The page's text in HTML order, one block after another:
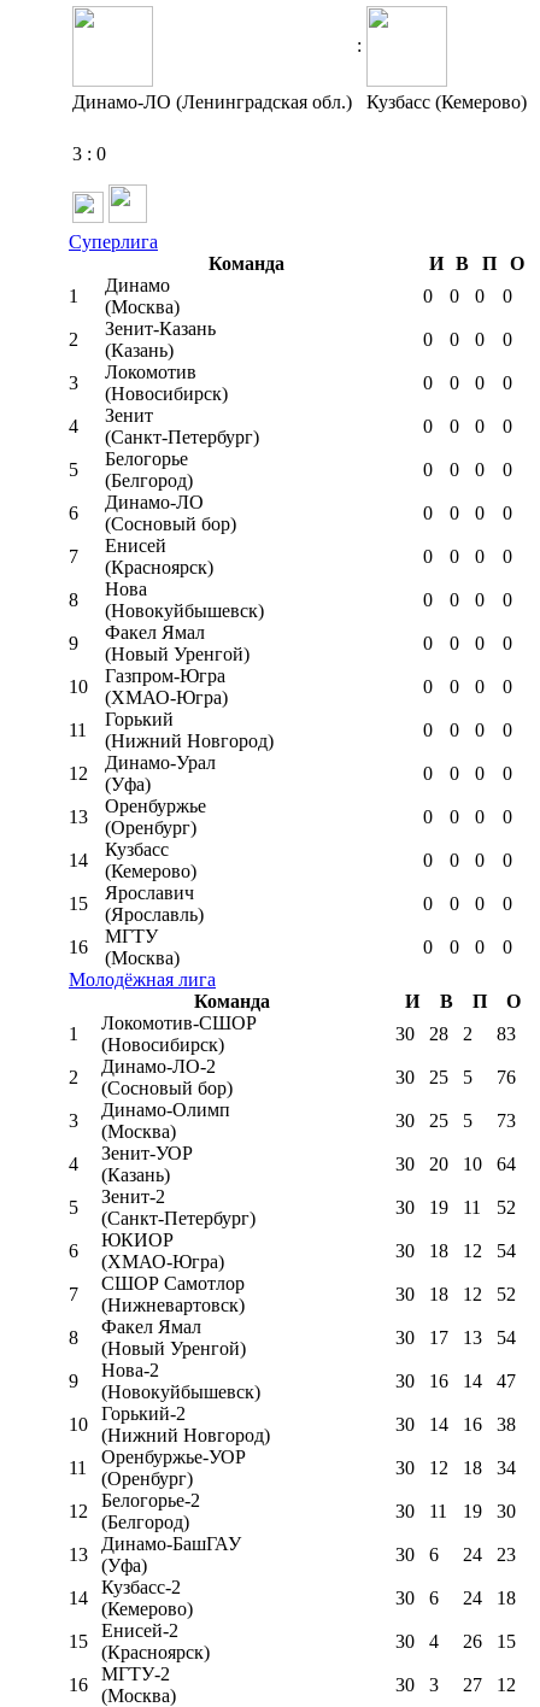
:
Динамо-ЛО (Ленинградская обл.) Кузбасс (Кемерово)
3 : 0
Суперлига
Команда
И В П
О
1
Динамо
(Москва)
0 0 0 0
2
Зенит-Казань
(Казань)
0 0 0 0
3
Локомотив
(Новосибирск)
0 0 0 0
4
Зенит
(Санкт-Петербург)
0 0 0 0
5
Белогорье
(Белгород)
0 0 0 0
6
Динамо-ЛО
(Сосновый бор)
0 0 0 0
7
Енисей
(Красноярск)
0 0 0 0
8
Нова
(Новокуйбышевск)
0 0 0 0
9
Факел Ямал
(Новый Уренгой)
0 0 0 0
10
Газпром-Югра
(ХМАО-Югра)
0 0 0 0
11
Горький
(Нижний Новгород)
0 0 0 0
12
Динамо-Урал
(Уфа)
0 0 0 0
13
Оренбуржье
(Оренбург)
0 0 0 0
14
Кузбасс
(Кемерово)
0 0 0 0
15
Ярославич
(Ярославль)
0 0 0 0
16
МГТУ
(Москва)
0 0 0
0
Молодёжная лига
Команда
И В П
О
1
Локомотив-CШОР
(Новосибирск)
30 28 2 83
2
Динамо-ЛО-2
(Сосновый бор)
30 25 5 76
3
Динамо-Олимп
(Москва)
30 25 5 73
4
Зенит-УОР
(Казань)
30 20 10 64
5
Зенит-2
(Санкт-Петербург)
30 19 11 52
6
ЮКИОР
(ХМАО-Югра)
30 18 12 54
7
СШОР Самотлор
(Нижневартовск)
30 18 12 52
8
Факел Ямал
(Новый Уренгой)
30 17 13 54
9
Нова-2
(Новокуйбышевск)
30 16 14 47
10
Горький-2
(Нижний Новгород)
30 14 16 38
11
Оренбуржье-УОР
(Оренбург)
30 12 18 34
12
Белогорье-2
(Белгород)
30 11 19 30
13
Динамо-БашГАУ
(Уфа)
30 6 24 23
14
Кузбасс-2
(Кемерово)
30 6 24 18
15
Енисей-2
(Красноярск)
30 4 26 15
16
МГТУ-2
(Москва)
30 3 27 12